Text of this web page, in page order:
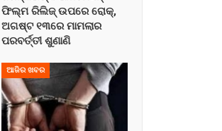
ଫିଲ୍ମ ରିଲିଜ୍ ଉପରେ ରୋକ୍,
ଅଗଷ୍ଟ ୧୩ରେ ମାମଲାର
ପରବର୍ତ୍ତୀ ଶୁଣାଣି
ଆଜିର ଖବର